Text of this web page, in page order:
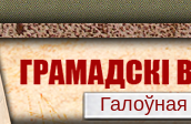
Галоўная